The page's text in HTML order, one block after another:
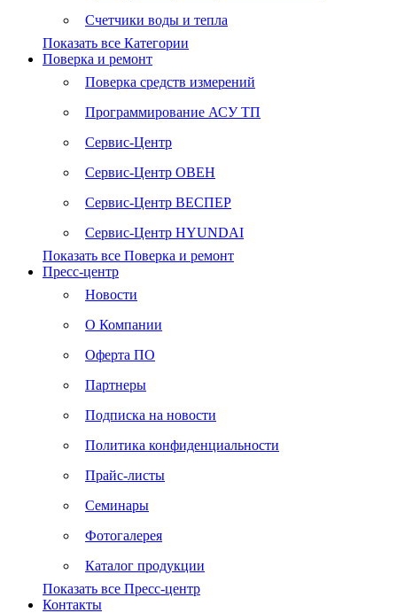
Счетчики воды и тепла
Показать все Категории
Поверка и ремонт
Поверка средств измерений
Программирование АСУ ТП
Сервис-Центр
Сервис-Центр ОВЕН
Сервис-Центр ВЕСПЕР
Сервис-Центр HYUNDAI
Показать все Поверка и ремонт
Пресс-центр
Новости
О Компании
Оферта ПО
Партнеры
Подписка на новости
Политика конфиденциальности
Прайс-листы
Семинары
Фотогалерея
Каталог продукции
Показать все Пресс-центр
Контакты